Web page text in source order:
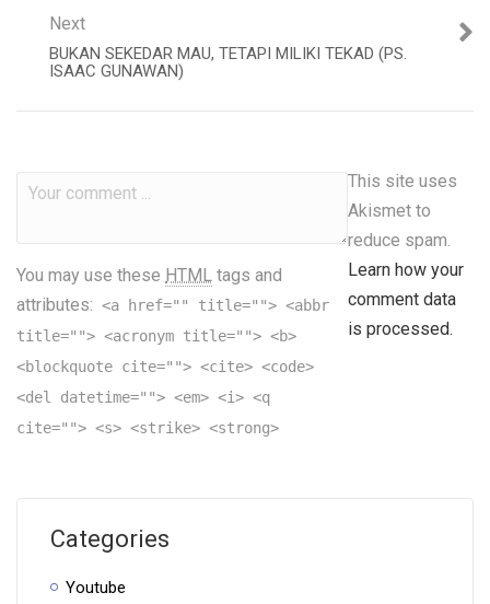
Next
BUKAN SEKEDAR MAU, TETAPI MILIKI TEKAD (PS.
ISAAC GUNAWAN)
You may use these HTML tags and
attributes: <a href="" title=""> <abbr
title=""> <acronym title=""> <b>
<blockquote cite=""> <cite> <code>
<del datetime=""> <em> <i> <q
cite=""> <s> <strike> <strong>
This site uses
Akismet to
reduce spam.
Learn how your
comment data
is processed.
Categories
Youtube